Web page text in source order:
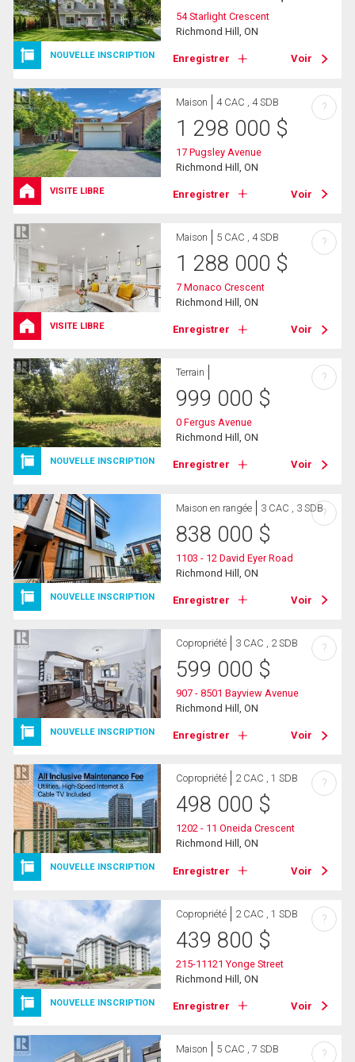
NOUVELLE INSCRIPTION
54 Starlight Crescent
Richmond Hill, ON
Enregistrer Voir
VISITE LIBRE
Maison 4 CAC , 4 SDB
1 298 000 $
17 Pugsley Avenue
Richmond Hill, ON
Enregistrer Voir
?
VISITE LIBRE
Maison 5 CAC , 4 SDB
1 288 000 $
7 Monaco Crescent
Richmond Hill, ON
Enregistrer Voir
?
NOUVELLE INSCRIPTION
Terrain
999 000 $
0 Fergus Avenue
Richmond Hill, ON
Enregistrer Voir
?
NOUVELLE INSCRIPTION
Maison en rangée 3 CAC , 3 SDB
838 000 $
1103 - 12 David Eyer Road
Richmond Hill, ON
Enregistrer Voir
?
NOUVELLE INSCRIPTION
Copropriété 3 CAC , 2 SDB
599 000 $
907 - 8501 Bayview Avenue
Richmond Hill, ON
Enregistrer Voir
?
NOUVELLE INSCRIPTION
Copropriété 2 CAC , 1 SDB
498 000 $
1202 - 11 Oneida Crescent
Richmond Hill, ON
Enregistrer Voir
?
NOUVELLE INSCRIPTION
Copropriété 2 CAC , 1 SDB
439 800 $
215-11121 Yonge Street
Richmond Hill, ON
Enregistrer Voir
?
Maison 5 CAC , 7 SDB ?